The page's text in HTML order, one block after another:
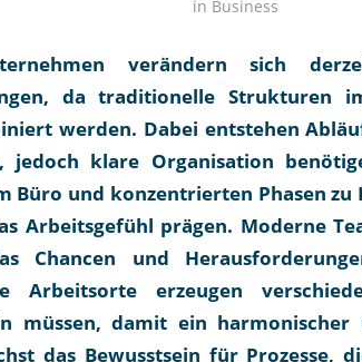
in Business
verändern sich
da traditionelle Strukturen
werden. Dabei entstehen
klare Organisation
Büro und konzentrierten Phasen zu
Arbeitsgefühl prägen. Moderne
Chancen und
Arbeitsorte erzeugen
müssen, damit ein harmonischer
das Bewusstsein für Prozesse,